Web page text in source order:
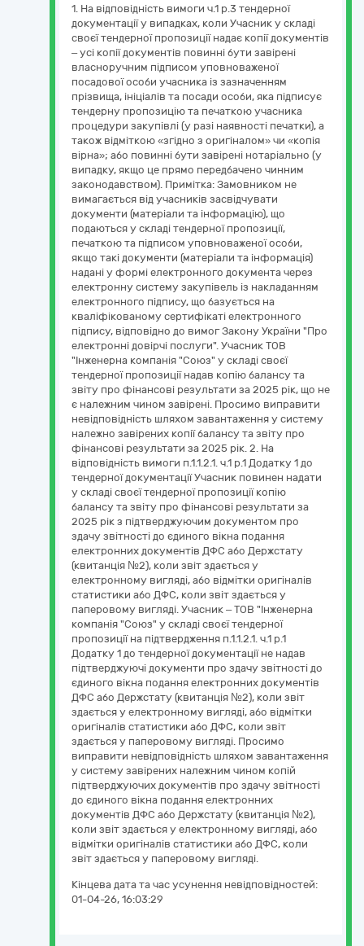
1. На відповідність вимоги ч.1 р.3 тендерної
документації у випадках, коли Учасник у складі
своєї тендерної пропозиції надає копії документів
– усі копії документів повинні бути завірені
власноручним підписом уповноваженої
посадової особи учасника із зазначенням
прізвища, ініціалів та посади особи, яка підписує
тендерну пропозицію та печаткою учасника
процедури закупівлі (у разі наявності печатки), а
також відміткою «згідно з оригіналом» чи «копія
вірна»; або повинні бути завірені нотаріально (у
випадку, якщо це прямо передбачено чинним
законодавством). Примітка: Замовником не
вимагається від учасників засвідчувати
документи (матеріали та інформацію), що
подаються у складі тендерної пропозиції,
печаткою та підписом уповноваженої особи,
якщо такі документи (матеріали та інформація)
надані у формі електронного документа через
електронну систему закупівель із накладанням
електронного підпису, що базується на
кваліфікованому сертифікаті електронного
підпису, відповідно до вимог Закону України "Про
електронні довірчі послуги". Учасник ТОВ
"Інженерна компанія "Союз" у складі своєї
тендерної пропозиції надав копію балансу та
звіту про фінансові результати за 2025 рік, що не
є належним чином завірені. Просимо виправити
невідповідність шляхом завантаження у систему
належно завірених копії балансу та звіту про
фінансові результати за 2025 рік. 2. На
відповідність вимоги п.1.1.2.1. ч.1 р.1 Додатку 1 до
тендерної документації Учасник повинен надати
у складі своєї тендерної пропозиції копію
балансу та звіту про фінансові результати за
2025 рік з підтверджуючим документом про
здачу звітності до єдиного вікна подання
електронних документів ДФС або Держстату
(квитанція №2), коли звіт здається у
електронному вигляді, або відмітки оригіналів
статистики або ДФС, коли звіт здається у
паперовому вигляді. Учасник – ТОВ "Інженерна
компанія "Союз" у складі своєї тендерної
пропозиції на підтвердження п.1.1.2.1. ч.1 р.1
Додатку 1 до тендерної документації не надав
підтверджуючі документи про здачу звітності до
єдиного вікна подання електронних документів
ДФС або Держстату (квитанція №2), коли звіт
здається у електронному вигляді, або відмітки
оригіналів статистики або ДФС, коли звіт
здається у паперовому вигляді. Просимо
виправити невідповідність шляхом завантаження
у систему завірених належним чином копій
підтверджуючих документів про здачу звітності
до єдиного вікна подання електронних
документів ДФС або Держстату (квитанція №2),
коли звіт здається у електронному вигляді, або
відмітки оригіналів статистики або ДФС, коли
звіт здається у паперовому вигляді.
Кінцева дата та час усунення невідповідностей:
01-04-26, 16:03:29